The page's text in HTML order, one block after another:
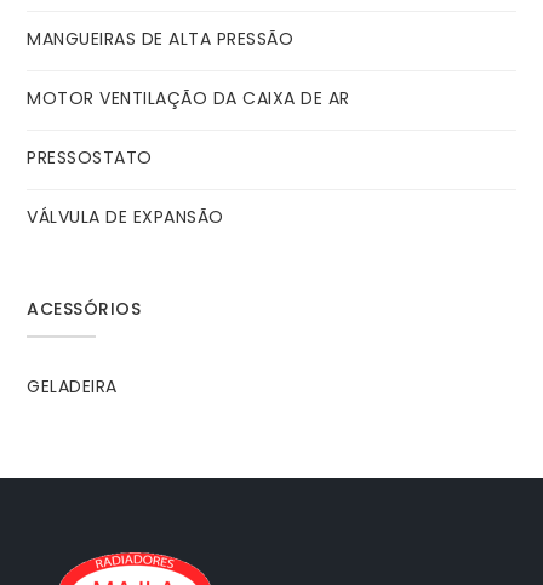
MANGUEIRAS DE ALTA PRESSÃO
MOTOR VENTILAÇÃO DA CAIXA DE AR
PRESSOSTATO
VÁLVULA DE EXPANSÃO
ACESSÓRIOS
GELADEIRA